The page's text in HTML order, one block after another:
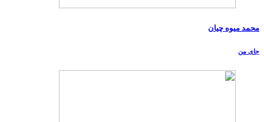
محمد میوه چیان
جای من